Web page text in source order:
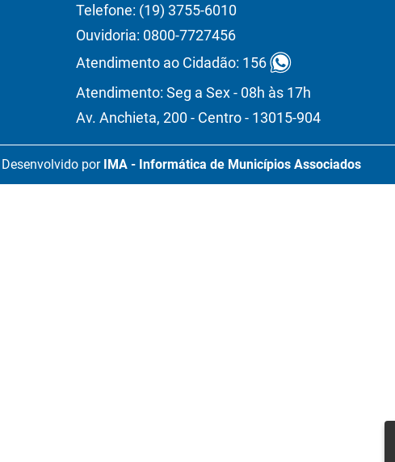
Telefone: (19) 3755-6010
Ouvidoria: 0800-7727456
Atendimento ao Cidadão: 156
Atendimento: Seg a Sex - 08h às 17h
Av. Anchieta, 200 - Centro - 13015-904
Desenvolvido por IMA - Informática de Municípios Associados